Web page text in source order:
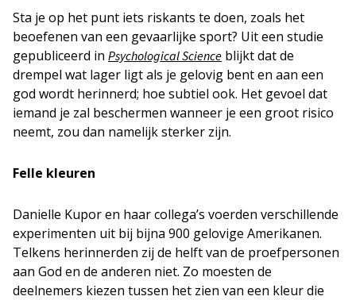
Sta je op het punt iets riskants te doen, zoals het
beoefenen van een gevaarlijke sport? Uit een studie
gepubliceerd in Psychological Science blijkt dat de
drempel wat lager ligt als je gelovig bent en aan een
god wordt herinnerd; hoe subtiel ook. Het gevoel dat
iemand je zal beschermen wanneer je een groot risico
neemt, zou dan namelijk sterker zijn.
Felle kleuren
Danielle Kupor en haar collega’s voerden verschillende
experimenten uit bij bijna 900 gelovige Amerikanen.
Telkens herinnerden zij de helft van de proefpersonen
aan God en de anderen niet. Zo moesten de
deelnemers kiezen tussen het zien van een kleur die